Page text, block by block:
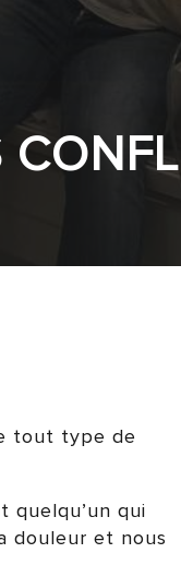
tout type de
quelqu’un qui
douleur et nous